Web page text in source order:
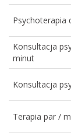
Psychoterapia
Konsultacja
minut
Konsultacja
Terapia par /